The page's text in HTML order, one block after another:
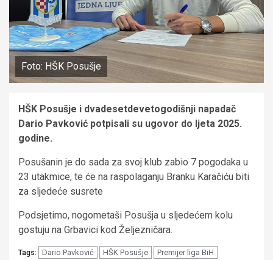
Foto: HŠK Posušje
HŠK Posušje i dvadesetdevetogodišnji napadač
Dario Pavković potpisali su ugovor do ljeta 2025.
godine.
Posušanin je do sada za svoj klub zabio 7 pogodaka u
23 utakmice, te će na raspolaganju Branku Karačiću biti
za sljedeće susrete
Podsjetimo, nogometaši Posušja u sljedećem kolu
gostuju na Grbavici kod Željezničara.
Tags: Dario Pavković HŠK Posušje Premijer liga BiH